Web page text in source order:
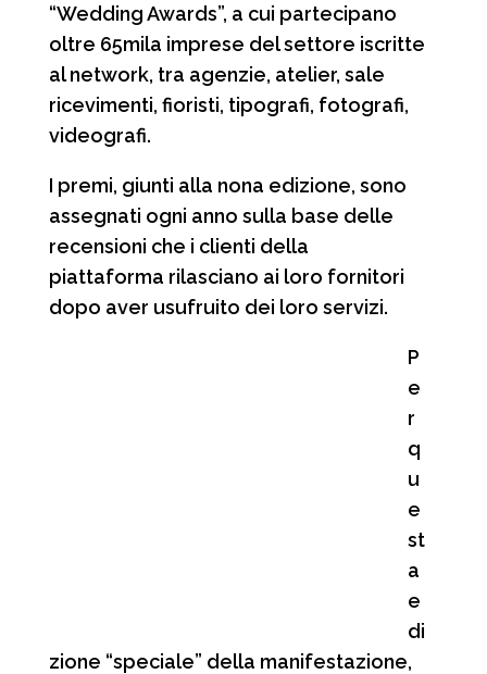
“Wedding Awards”, a cui partecipano
oltre 65mila imprese del settore iscritte
al network, tra agenzie, atelier, sale
ricevimenti, fioristi, tipografi, fotografi,
videografi.
I premi, giunti alla nona edizione, sono
assegnati ogni anno sulla base delle
recensioni che i clienti della
piattaforma rilasciano ai loro fornitori
dopo aver usufruito dei loro servizi.
P
e
r
q
u
e
st
a
e
di
zione “speciale” della manifestazione,